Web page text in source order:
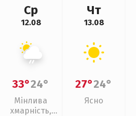
Ср
12.08
33°24°
Мінлива
хмарність,
Чт
13.08
27°24°
Ясно